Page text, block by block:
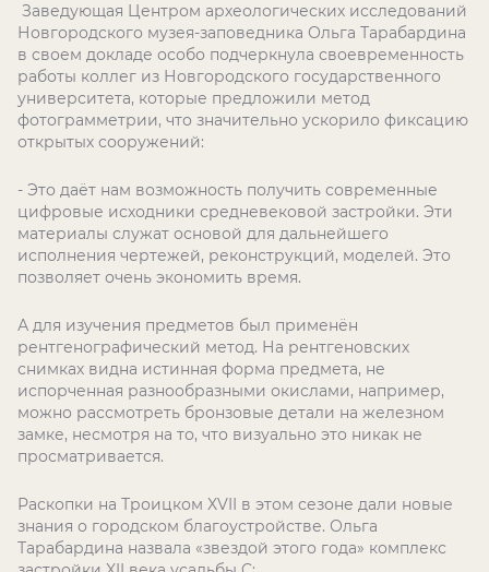
Заведующая Центром археологических исследований
Новгородского музея-заповедника Ольга Тарабардина
в своем докладе особо подчеркнула своевременность
работы коллег из Новгородского государственного
университета, которые предложили метод
фотограмметрии, что значительно ускорило фиксацию
открытых сооружений:
- Это даёт нам возможность получить современные
цифровые исходники средневековой застройки. Эти
материалы служат основой для дальнейшего
исполнения чертежей, реконструкций, моделей. Это
позволяет очень экономить время.
А для изучения предметов был применён
рентгенографический метод. На рентгеновских
снимках видна истинная форма предмета, не
испорченная разнообразными окислами, например,
можно рассмотреть бронзовые детали на железном
замке, несмотря на то, что визуально это никак не
просматривается.
Раскопки на Троицком XVII в этом сезоне дали новые
знания о городском благоустройстве. Ольга
Тарабардина назвала «звездой этого года» комплекс